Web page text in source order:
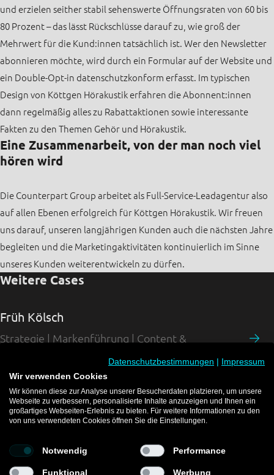
und erzielen seither stabil sehenswerte Öffnungsraten von 60 bis
80 Prozent – das lässt Rückschlüsse darauf zu, wie groß der
Mehrwert für die Kund:innen tatsächlich ist. Wer den Newsletter
abonnieren möchte, wird durch ein Formular auf der Website und
ein Double-Opt-in datenschutzkonform erfasst. Im typischen
Design von Köttgen Hörakustik erfahren die Abonnent:innen
dann regelmäßig alles zu Rabattaktionen sowie interessante
Fakten zu den Themen Gehör und Hörakustik.
Eine Zusammenarbeit, von der man noch viel
hören wird
Die Counterpart Group arbeitet als Full-Service-Leadagentur also
auf allen Ebenen erfolgreich für Köttgen Hörakustik. Wir freuen
uns darauf, unseren langjährigen Kunden auch die nächsten Jahre
begleiten und die Marketingaktivitäten kontinuierlich im Sinne
unseres Kunden weiterentwickeln zu dürfen.
Weitere Cases
Früh Kölsch
Strategie | Markenführung | Content &
LV 1871
Markenführung | Strategie
Forster
Digitales Marketing | Strategie | Markenführung
Datenschutzbestimmungen
Impressum
Wir verwenden Cookies
Wir können diese zur Analyse unserer Besucherdaten platzieren, um unsere
Webseite zu verbessern, personalisierte Inhalte anzuzeigen und Ihnen ein
großartiges Webseiten-Erlebnis zu bieten. Für weitere Informationen zu den
von uns verwendeten Cookies öffnen Sie die Einstellungen.
Notwendig Performance
Funktional Werbung